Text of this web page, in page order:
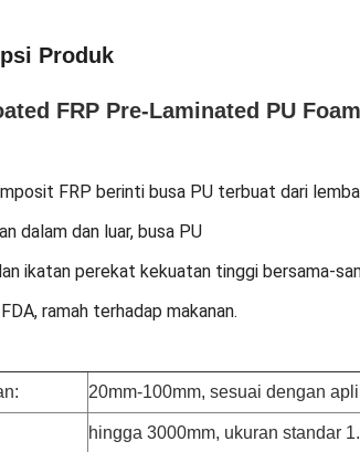
Produk
FRP Pre-Laminated PU
FRP berinti busa PU terbuat dari
dalam dan luar, busa PU
ikatan perekat kekuatan tinggi bersama-
ramah terhadap makanan.
20mm-100mm, sesuai dengan
hingga 3000mm, ukuran standar